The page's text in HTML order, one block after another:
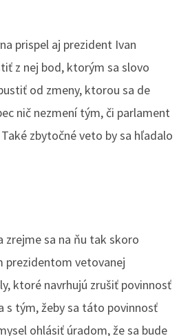
prispel aj prezident Ivan
z nej bod, ktorým sa slovo
od zmeny, ktorou sa de
nič nezmení tým, či parlament
zbytočné veto by sa hľadalo
zrejme sa na ňu tak skoro
prezidentom vetovanej
ktoré navrhujú zrušiť povinnosť
s tým, žeby sa táto povinnosť
ohlásiť úradom, že sa bude